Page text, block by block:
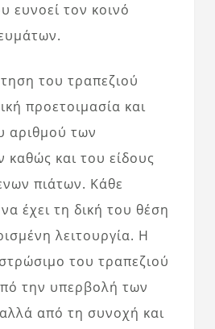
ευνοεί τον κοινό
του τραπεζιού
προετοιμασία και
αριθμού των
και του είδους
πιάτων. Κάθε
έχει τη δική του θέση
λειτουργία. Η
του τραπεζιού
την υπερβολή των
από τη συνοχή και